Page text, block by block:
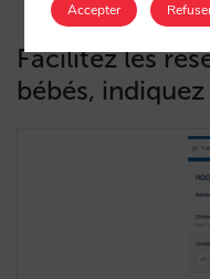
Facilitez les
bébés,
Accepter